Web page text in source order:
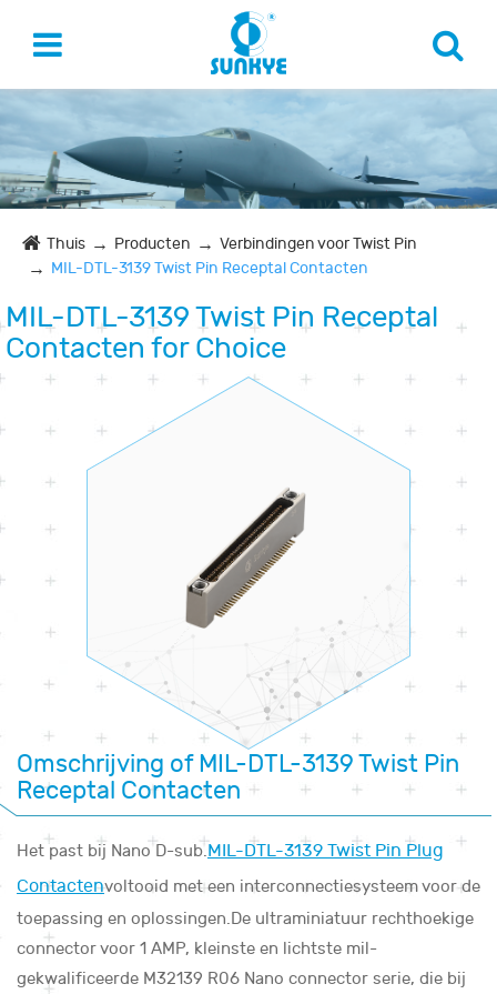
Thuis Producten
Verbindingen voor Twist Pin
MIL-DTL-3139 Twist Pin Receptal Contacten
MIL-DTL-3139 Twist Pin Receptal
Contacten for Choice
Omschrijving of MIL-DTL-3139 Twist Pin
Receptal Contacten
Het past bij Nano D-sub.MIL-DTL-3139 Twist Pin Plug
Contactenvoltooid met een interconnectiesysteem voor de
toepassing en oplossingen.De ultraminiatuur rechthoekige
connector voor 1 AMP, kleinste en lichtste mil-
gekwalificeerde M32139 R06 Nano connector serie, die bij